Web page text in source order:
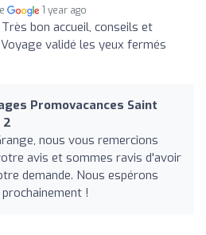
1 year ago
Très bon accueil, conseils et
validé les yeux fermés
Promovacances Saint
2
nous vous remercions
avis et sommes ravis d'avoir
demande. Nous espérons
!